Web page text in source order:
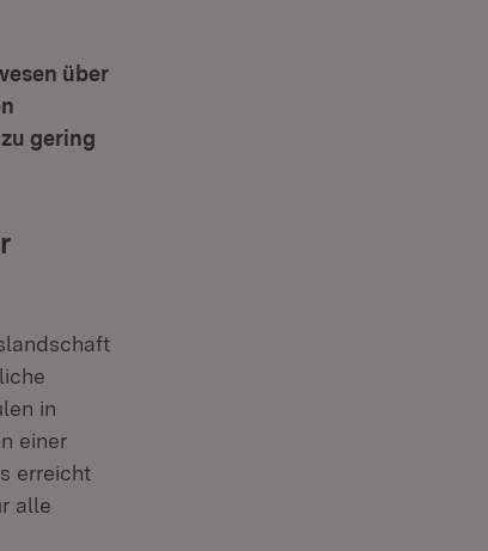
über
gering
in
einer
erreicht
alle